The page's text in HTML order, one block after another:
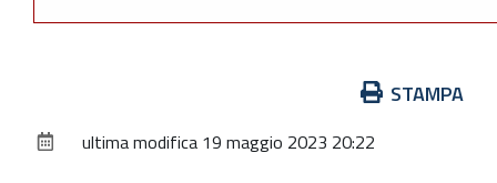
documento
STAMPA
ultima modifica 19 maggio 2023 20:22